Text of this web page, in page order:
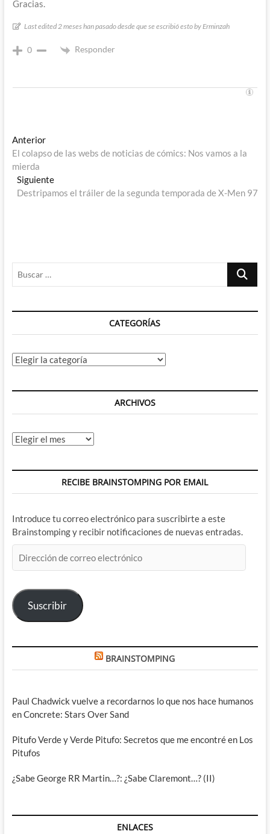
Gracias.
Last edited 2 meses han pasado desde que se escribió esto by Erminzah
0 Responder
Navegación
de
entradas
AnteriorEntrada
anterior:
El colapso de las webs de noticias de cómics: Nos vamos a la
mierda
SiguienteEntrada
siguiente:
Destripamos el tráiler de la segunda temporada de X-Men 97
Buscar
CATEGORÍAS
Categorías
ARCHIVOS
Archivos
RECIBE BRAINSTOMPING POR EMAIL
Introduce tu correo electrónico para suscribirte a este
Brainstomping y recibir notificaciones de nuevas entradas.
de
electrónico
Suscribir
BRAINSTOMPING
Paul Chadwick vuelve a recordarnos lo que nos hace humanos
en Concrete: Stars Over Sand
Pitufo Verde y Verde Pitufo: Secretos que me encontré en Los
Pitufos
¿Sabe George RR Martin…?: ¿Sabe Claremont…? (II)
ENLACES